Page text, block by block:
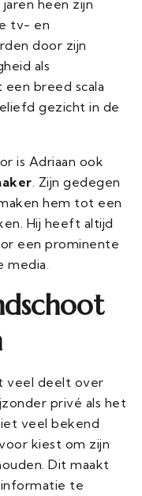
heen zijn
tv- en
door zijn
als
breed scala
gezicht in de
is Adriaan ook
. Zijn gedegen
hem tot een
Hij heeft altijd
een prominente
media.
veel deelt over
privé als het
veel bekend
kiest om zijn
Dit maakt
te